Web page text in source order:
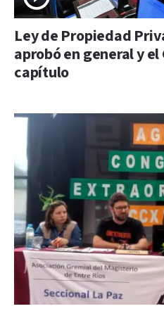
Ley de Propiedad
aprobó en general y
capítulo